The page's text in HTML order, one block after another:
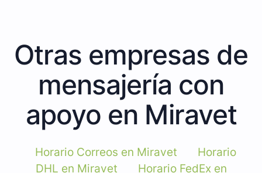
Otras empresas de
mensajería con
apoyo en Miravet
Horario Correos en Miravet
Horario
DHL en Miravet
Horario FedEx en